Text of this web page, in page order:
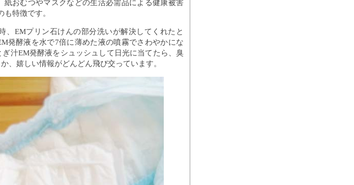
おむつやマスクなどの生活必需品による健康被害
特徴です。
、EMプリン石けんの部分洗いが解決してくれたと
発酵液を水で7倍に薄めた液の噴霧でさわやかにな
汁EM発酵液をシュッシュして日光に当てたら、臭
、嬉しい情報がどんどん飛び交っています。